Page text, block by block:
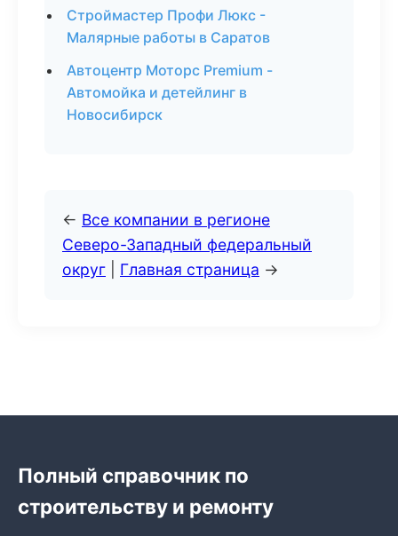
Строймастер Профи Люкс -
Малярные работы в Саратов
Автоцентр Моторс Premium -
Автомойка и детейлинг в
Новосибирск
← Все компании в регионе
Северо-Западный федеральный
округ
Главная страница →
Полный справочник по
строительству и ремонту